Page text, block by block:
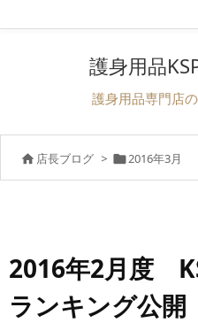
護身用品
護身用品専門店
 店長ブログ > 2016年3月
2016年2月度
ランキング公開